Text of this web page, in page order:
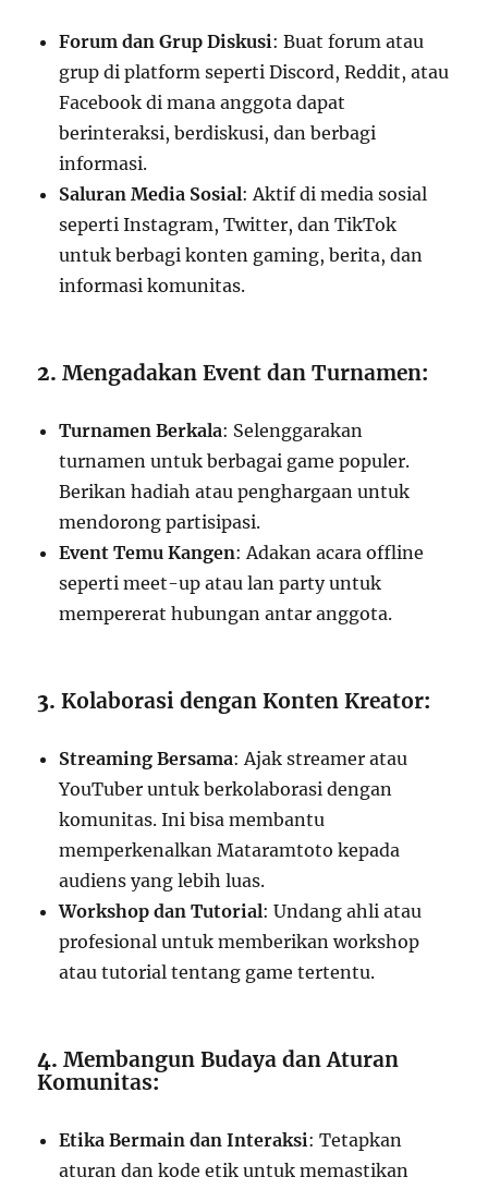
Forum dan Grup Diskusi: Buat forum atau
grup di platform seperti Discord, Reddit, atau
Facebook di mana anggota dapat
berinteraksi, berdiskusi, dan berbagi
informasi.
Saluran Media Sosial: Aktif di media sosial
seperti Instagram, Twitter, dan TikTok
untuk berbagi konten gaming, berita, dan
informasi komunitas.
2.Mengadakan Event dan Turnamen:
Turnamen Berkala: Selenggarakan
turnamen untuk berbagai game populer.
Berikan hadiah atau penghargaan untuk
mendorong partisipasi.
Event Temu Kangen: Adakan acara offline
seperti meet-up atau lan party untuk
mempererat hubungan antar anggota.
3.Kolaborasi dengan Konten Kreator:
Streaming Bersama: Ajak streamer atau
YouTuber untuk berkolaborasi dengan
komunitas. Ini bisa membantu
memperkenalkan Mataramtoto kepada
audiens yang lebih luas.
Workshop dan Tutorial: Undang ahli atau
profesional untuk memberikan workshop
atau tutorial tentang game tertentu.
4.Membangun Budaya dan Aturan
Komunitas:
Etika Bermain dan Interaksi: Tetapkan
aturan dan kode etik untuk memastikan